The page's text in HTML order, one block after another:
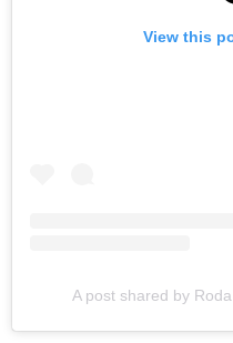
View this
A post shared by